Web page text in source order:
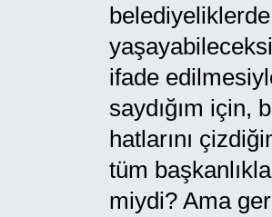
ifade
saydığım için,
hatlarını
tüm
miydi? Ama